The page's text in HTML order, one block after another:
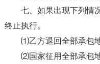
七、如果出现下列情
终止执行。
⑴乙方退回全部承包
⑵国家征用全部承包